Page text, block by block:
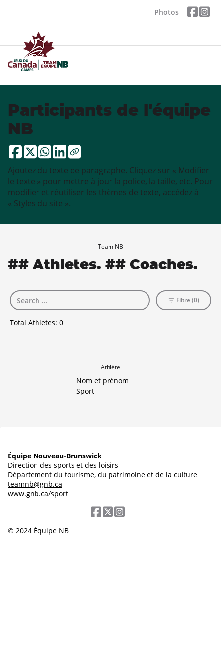
Photos
Participants de l'équipe
NB
Ajoutez du texte de paragraphe. Cliquez sur « Modifier
le texte » pour mettre à jour la police, la taille, etc. Pour
modifier et réutiliser les thèmes de texte, accédez à
« Styles du site ».
Team NB
## Athletes. ## Coaches.
Total Athletes: 0
Filtre (0)
Athlète
Nom et prénom
Sport
Équipe Nouveau-Brunswick
Direction des sports et des loisirs
Département du tourisme, du patrimoine et de la culture
teamnb@gnb.ca
www.gnb.ca/sport
© 2024 Équipe NB